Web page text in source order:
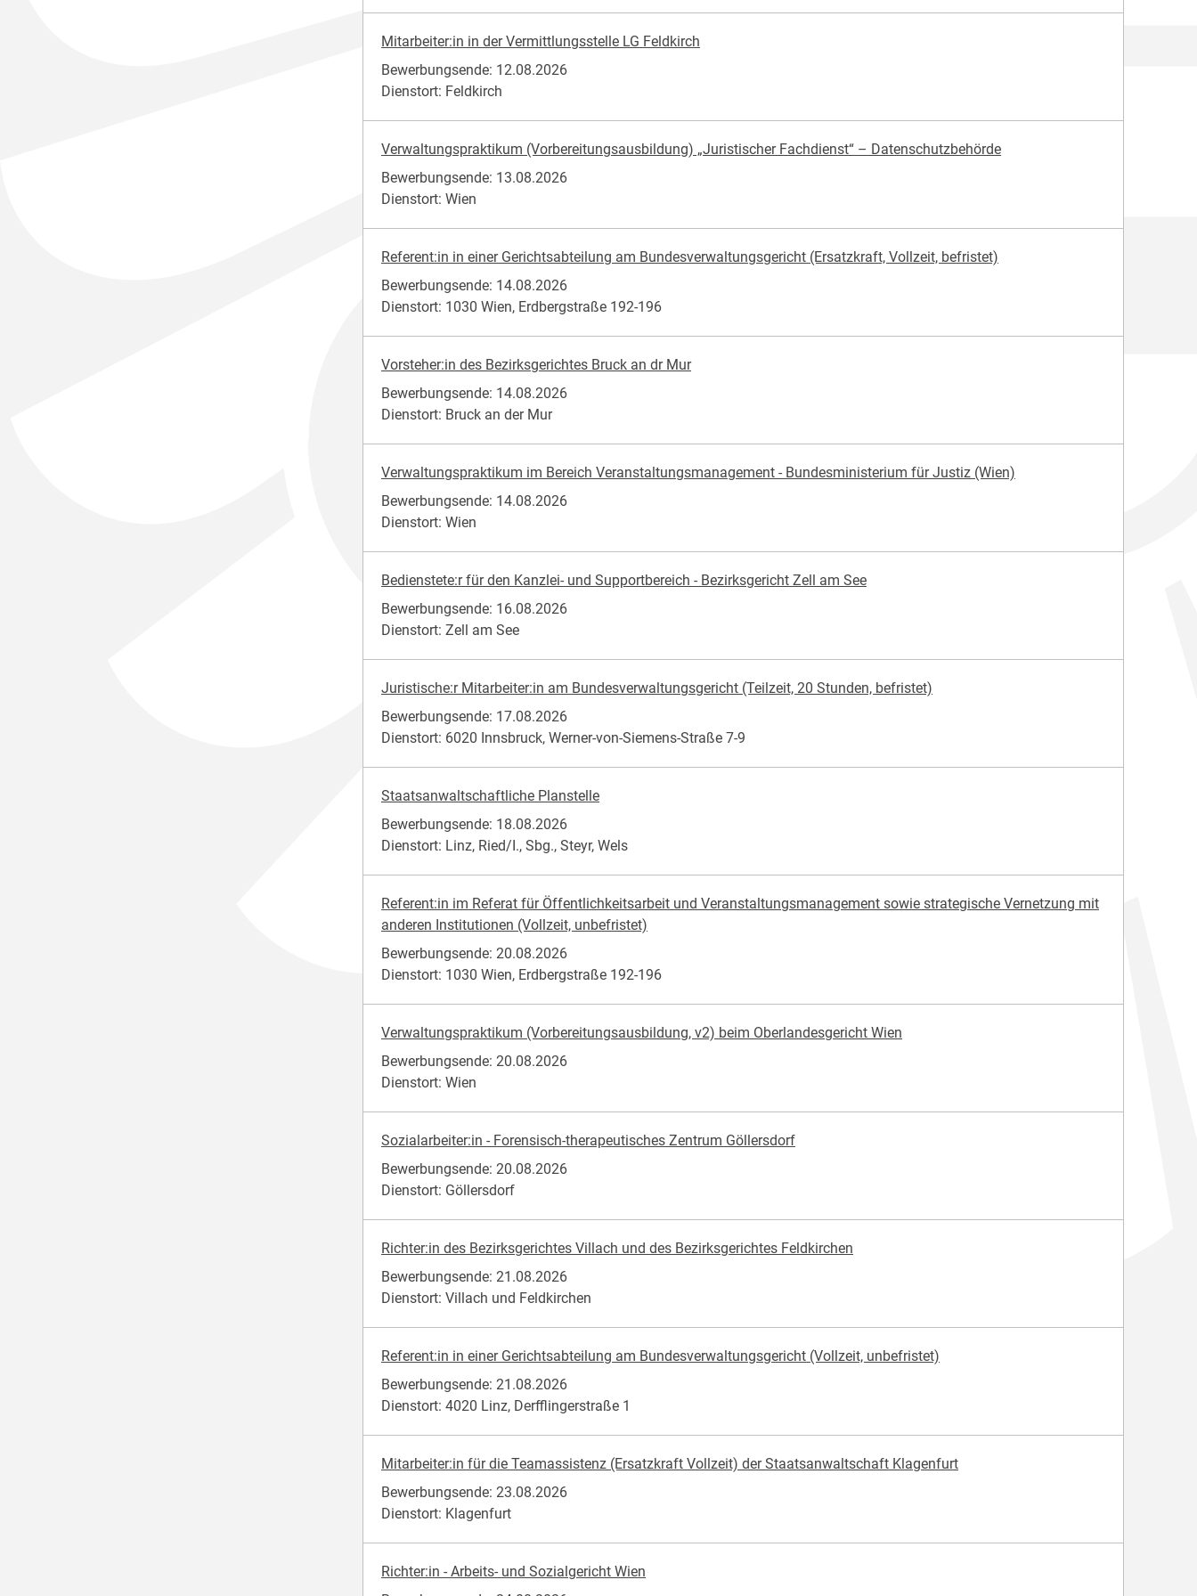
Mitarbeiter:in in der Vermittlungsstelle LG Feldkirch
Bewerbungsende: 12.08.2026
Dienstort: Feldkirch
Verwaltungspraktikum (Vorbereitungsausbildung) „Juristischer Fachdienst“ – Datenschutzbehörde
Bewerbungsende: 13.08.2026
Dienstort: Wien
Referent:in in einer Gerichtsabteilung am Bundesverwaltungsgericht (Ersatzkraft, Vollzeit, befristet)
Bewerbungsende: 14.08.2026
Dienstort: 1030 Wien, Erdbergstraße 192-196
Vorsteher:in des Bezirksgerichtes Bruck an dr Mur
Bewerbungsende: 14.08.2026
Dienstort: Bruck an der Mur
Verwaltungspraktikum im Bereich Veranstaltungsmanagement - Bundesministerium für Justiz (Wien)
Bewerbungsende: 14.08.2026
Dienstort: Wien
Bedienstete:r für den Kanzlei- und Supportbereich - Bezirksgericht Zell am See
Bewerbungsende: 16.08.2026
Dienstort: Zell am See
Juristische:r Mitarbeiter:in am Bundesverwaltungsgericht (Teilzeit, 20 Stunden, befristet)
Bewerbungsende: 17.08.2026
Dienstort: 6020 Innsbruck, Werner-von-Siemens-Straße 7-9
Staatsanwaltschaftliche Planstelle
Bewerbungsende: 18.08.2026
Dienstort: Linz, Ried/I., Sbg., Steyr, Wels
Referent:in im Referat für Öffentlichkeitsarbeit und Veranstaltungsmanagement sowie strategische Vernetzung mit
anderen Institutionen (Vollzeit, unbefristet)
Bewerbungsende: 20.08.2026
Dienstort: 1030 Wien, Erdbergstraße 192-196
Verwaltungspraktikum (Vorbereitungsausbildung, v2) beim Oberlandesgericht Wien
Bewerbungsende: 20.08.2026
Dienstort: Wien
Sozialarbeiter:in - Forensisch-therapeutisches Zentrum Göllersdorf
Bewerbungsende: 20.08.2026
Dienstort: Göllersdorf
Richter:in des Bezirksgerichtes Villach und des Bezirksgerichtes Feldkirchen
Bewerbungsende: 21.08.2026
Dienstort: Villach und Feldkirchen
Referent:in in einer Gerichtsabteilung am Bundesverwaltungsgericht (Vollzeit, unbefristet)
Bewerbungsende: 21.08.2026
Dienstort: 4020 Linz, Derfflingerstraße 1
Mitarbeiter:in für die Teamassistenz (Ersatzkraft Vollzeit) der Staatsanwaltschaft Klagenfurt
Bewerbungsende: 23.08.2026
Dienstort: Klagenfurt
Richter:in - Arbeits- und Sozialgericht Wien